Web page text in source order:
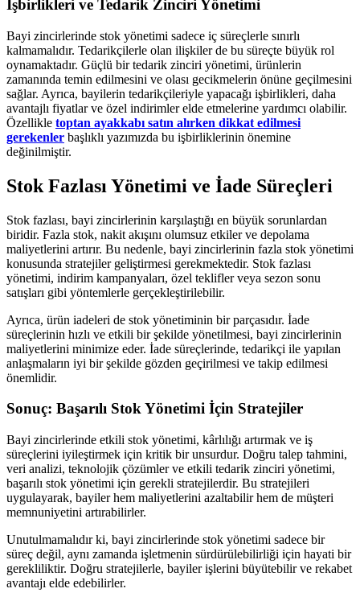
İşbirlikleri ve Tedarik Zinciri Yönetimi
Bayi zincirlerinde stok yönetimi sadece iç süreçlerle sınırlı
kalmamalıdır. Tedarikçilerle olan ilişkiler de bu süreçte büyük rol
oynamaktadır. Güçlü bir tedarik zinciri yönetimi, ürünlerin
zamanında temin edilmesini ve olası gecikmelerin önüne geçilmesini
sağlar. Ayrıca, bayilerin tedarikçileriyle yapacağı işbirlikleri, daha
avantajlı fiyatlar ve özel indirimler elde etmelerine yardımcı olabilir.
Özellikle toptan ayakkabı satın alırken dikkat edilmesi
gerekenler başlıklı yazımızda bu işbirliklerinin önemine
değinilmiştir.
Stok Fazlası Yönetimi ve İade Süreçleri
Stok fazlası, bayi zincirlerinin karşılaştığı en büyük sorunlardan
biridir. Fazla stok, nakit akışını olumsuz etkiler ve depolama
maliyetlerini artırır. Bu nedenle, bayi zincirlerinin fazla stok yönetimi
konusunda stratejiler geliştirmesi gerekmektedir. Stok fazlası
yönetimi, indirim kampanyaları, özel teklifler veya sezon sonu
satışları gibi yöntemlerle gerçekleştirilebilir.
Ayrıca, ürün iadeleri de stok yönetiminin bir parçasıdır. İade
süreçlerinin hızlı ve etkili bir şekilde yönetilmesi, bayi zincirlerinin
maliyetlerini minimize eder. İade süreçlerinde, tedarikçi ile yapılan
anlaşmaların iyi bir şekilde gözden geçirilmesi ve takip edilmesi
önemlidir.
Sonuç: Başarılı Stok Yönetimi İçin Stratejiler
Bayi zincirlerinde etkili stok yönetimi, kârlılığı artırmak ve iş
süreçlerini iyileştirmek için kritik bir unsurdur. Doğru talep tahmini,
veri analizi, teknolojik çözümler ve etkili tedarik zinciri yönetimi,
başarılı stok yönetimi için gerekli stratejilerdir. Bu stratejileri
uygulayarak, bayiler hem maliyetlerini azaltabilir hem de müşteri
memnuniyetini artırabilirler.
Unutulmamalıdır ki, bayi zincirlerinde stok yönetimi sadece bir
süreç değil, aynı zamanda işletmenin sürdürülebilirliği için hayati bir
gerekliliktir. Doğru stratejilerle, bayiler işlerini büyütebilir ve rekabet
avantajı elde edebilirler.